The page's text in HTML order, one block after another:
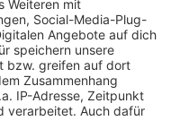
ein Faktor sein,